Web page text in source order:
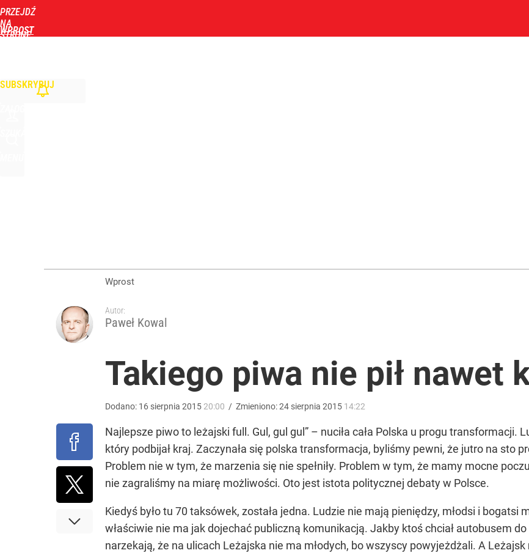
PRZEJDŹ
NA
STRONĘ
WPROST
SUBSKRYBUJ
dodaj
Nawrocki ma szansę na drugą kadencję? Tak ocenili go Polacy. Sondaż dla „Wprost”
Wrze po roku Nawrockiego. „Największa hańba” kontra „Cała Europa nam go zazdrości”
Wprost
Autor:
Paweł Kowal
Takiego piwa nie pił nawet
Dodano: 16 sierpnia 2015 20:00 / Zmieniono:24 sierpnia 2015 14:22
Najlepsze piwo to leżajski full. Gul, gul gul” – nuciła cała Polska u progu transformacji.
który podbijał kraj. Zaczynała się polska transformacja, byliśmy pewni, że jutro na sto
Problem nie w tym, że marzenia się nie spełniły. Problem w tym, że mamy mocne
nie zagraliśmy na miarę możliwości. Oto jest istota politycznej debaty w Polsce.
Kiedyś było tu 70 taksówek, została jedna. Ludzie nie mają pieniędzy, młodsi i
właściwie nie ma jak dojechać publiczną komunikacją. Jakby ktoś chciał autobusem
narzekają, że na ulicach Leżajska nie ma młodych, bo wszyscy powyjeżdżali. A